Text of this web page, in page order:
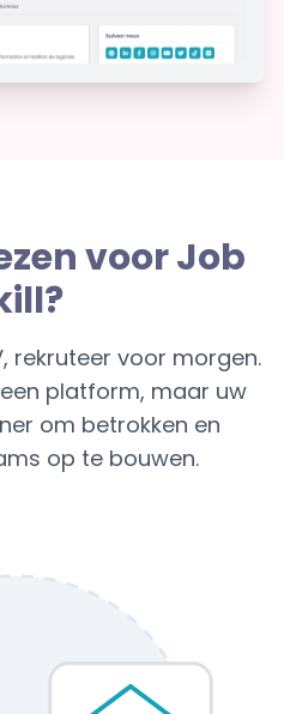
voor Job
rekruteer voor morgen.
platform, maar uw
om betrokken en
op te bouwen.